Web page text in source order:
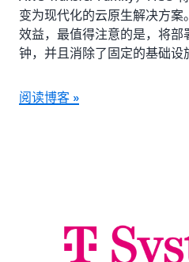
变为现代化的云原生解决方
效益，最值得注意的是，将部
钟，并且消除了固定的基础设
阅读博客 »